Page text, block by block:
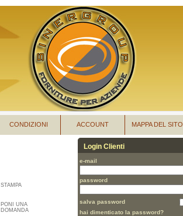
MAPPA DEL SITO
ACCOUNT
CONDIZIONI
STAMPA
PONI UNA
DOMANDA
Login Clienti
e-mail
password
salva password
hai dimenticato la password?